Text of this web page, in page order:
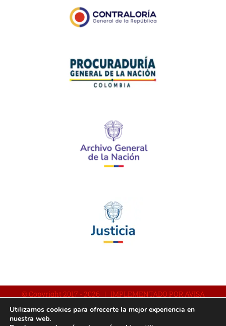
© Copyright 2017 - 2026 | IMPLEMENTADO POR AVISA
Utilizamos cookies para ofrecerte la mejor experiencia en
nuestra web.